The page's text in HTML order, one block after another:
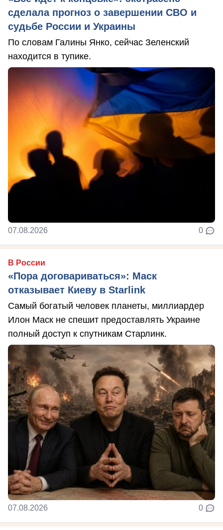
сделала прогноз о завершении СВО и
судьбе России и Украины
По словам Галины Янко, сейчас Зеленский
находится в тупике.
07.08.2026 0
В России
«Пора договариваться»: Маск
отказывает Киеву в Starlink
Самый богатый человек планеты, миллиардер
Илон Маск не спешит предоставлять Украине
полный доступ к спутникам Старлинк.
07.08.2026 0